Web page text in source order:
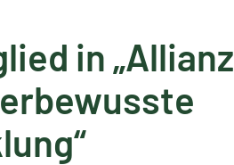
in „Allianz